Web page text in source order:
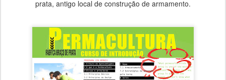
prata, antigo local de construção de armamento.